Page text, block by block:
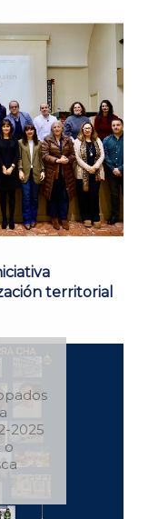
territorial
2025
o